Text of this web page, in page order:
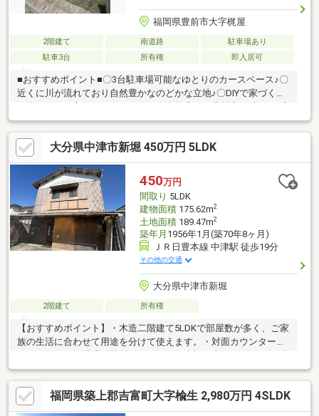
福岡県豊前市大字梶屋
2階建て 南道路
駐車場あり
駐車3台
所有権 即入居可
■おすすめポイント■〇3台駐車場可能なゆとりのカースペース♪〇
近くに川が流れており自然豊かなのどかな立地♪〇DIYで家づくり
ライベートな癒し空間■周辺環境■〇ゆめマート豊前店まで徒歩14
分〇セブンイレブン豊前岸井店まで徒歩17分〇ドラッグストアモ
リ豊前店まで徒歩18分■担当スタッフがお客様お一人おひとりに
真摯にご対応いたします！■〇まずはお気軽にお問合せ下さい！
〇江口：090-8516-3732
大分県中津市新堀 450万円 5LDK
450万円
間取り 5LDK
建物面積175.62m2
土地面積189.47m2
築年月 1956年1月(築70年8ヶ月)
ＪＲ日豊本線 中津駅 徒歩19分
その他の交通
大分県中津市新堀
2階建て 所有権
【おすすめポイント】・木造二階建て5LDKで部屋数が多く、ご家
族の生活に合わせて用途を分けて使えます。・対面カウンターキ
イニングキッチンは家族が自然と集まりやすい広さがあり、食事
や団らんの場として使えます。・洗面所や浴室に窓があり換気が
しやすく、トイレも独立して使えます。・和室と洋室があり、生
活スタイルに合わせて使い分けが可能です。・続き間と縁側があ
福岡県築上郡吉富町大字楡生 2,980万円 4SLDK